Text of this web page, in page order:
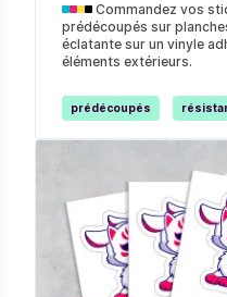
Commandez vos
prédécoupés sur
éclatante sur un vinyle
éléments extérieurs.
prédécoupés